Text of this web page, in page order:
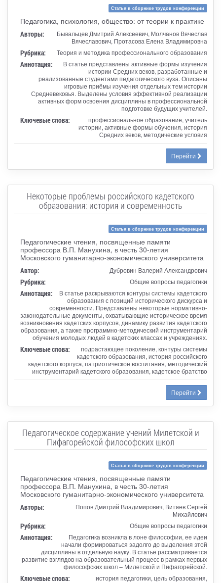
Статья в сборнике трудов конференции
Педагогика, психология, общество: от теории к практике
Авторы:
Бывальцев Дмитрий Алексеевич, Молчанов Вячеслав
Вячеславович, Протасова Елена Владимировна
Рубрика: Теория и методика профессионального образования
Аннотация:
В статье представлены активные формы изучения
истории Средних веков, разработанные и
реализованные студентами педагогического вуза. Описаны
игровые приёмы изучения отдельных тем истории
Средневековья. Выделены условия эффективной реализации
активных форм освоения дисциплины в профессиональной
подготовке будущих учителей.
Ключевые слова:
профессиональное образование, учитель
истории, активные формы обучения, история
Средних веков, методические условия
Перейти
Некоторые проблемы российского кадетского
образования: история и современность
Статья в сборнике трудов конференции
Педагогические чтения, посвященные памяти
профессора В.П. Манухина, в честь 30-летия
Московского гуманитарно-экономического университета
Автор: Дубровин Валерий Александрович
Рубрика: Общие вопросы педагогики
Аннотация:
В статье раскрываются контуры системы кадетского
образования с позиций исторического дискурса и
современности. Представлены некоторые нормативно-
законодательные документы, охватывающие историческое время
возникновения кадетских корпусов, динамику развития кадетского
образования, а также программно-методический инструментарий
обучения молодых людей в кадетских классах и учреждениях.
Ключевые слова:
подрастающее поколение, контуры системы
кадетского образования, история российского
кадетского корпуса, патриотическое воспитания, методический
инструментарий кадетского образования, кадетское братство
Перейти
Педагогическое содержание учений Милетской и
Пифагорейской философских школ
Статья в сборнике трудов конференции
Педагогические чтения, посвященные памяти
профессора В.П. Манухина, в честь 30-летия
Московского гуманитарно-экономического университета
Авторы:
Попов Дмитрий Владимирович, Витяев Сергей
Михайлович
Рубрика: Общие вопросы педагогики
Аннотация:
Педагогика возникла в лоне философии, ее идеи
начали формироваться задолго до выделения этой
дисциплины в отдельную науку. В статье рассматривается
развитие взглядов на образовательный процесс в рамках первых
философских школ – Милетской и Пифагорейской.
Ключевые слова:
история педагогики, цель образования,